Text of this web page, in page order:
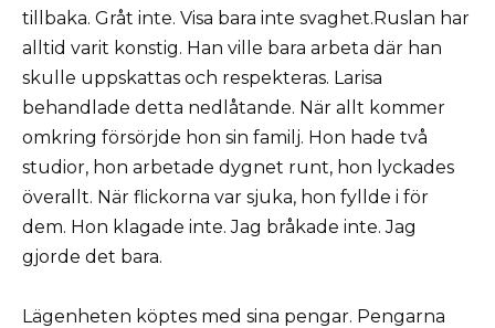
tillbaka. Gråt inte. Visa bara inte svaghet.Ruslan har
alltid varit konstig. Han ville bara arbeta där han
skulle uppskattas och respekteras. Larisa
behandlade detta nedlåtande. När allt kommer
omkring försörjde hon sin familj. Hon hade två
studior, hon arbetade dygnet runt, hon lyckades
överallt. När flickorna var sjuka, hon fyllde i för
dem. Hon klagade inte. Jag bråkade inte. Jag
gjorde det bara.
Lägenheten köptes med sina pengar. Pengarna